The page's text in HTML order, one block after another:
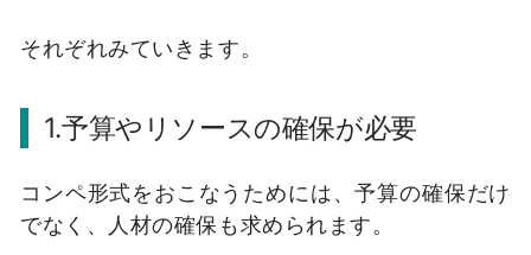
それぞれみていきます。
1.予算やリソースの確保が必要
コンペ形式をおこなうためには、予算の確保だけ
でなく、人材の確保も求められます。